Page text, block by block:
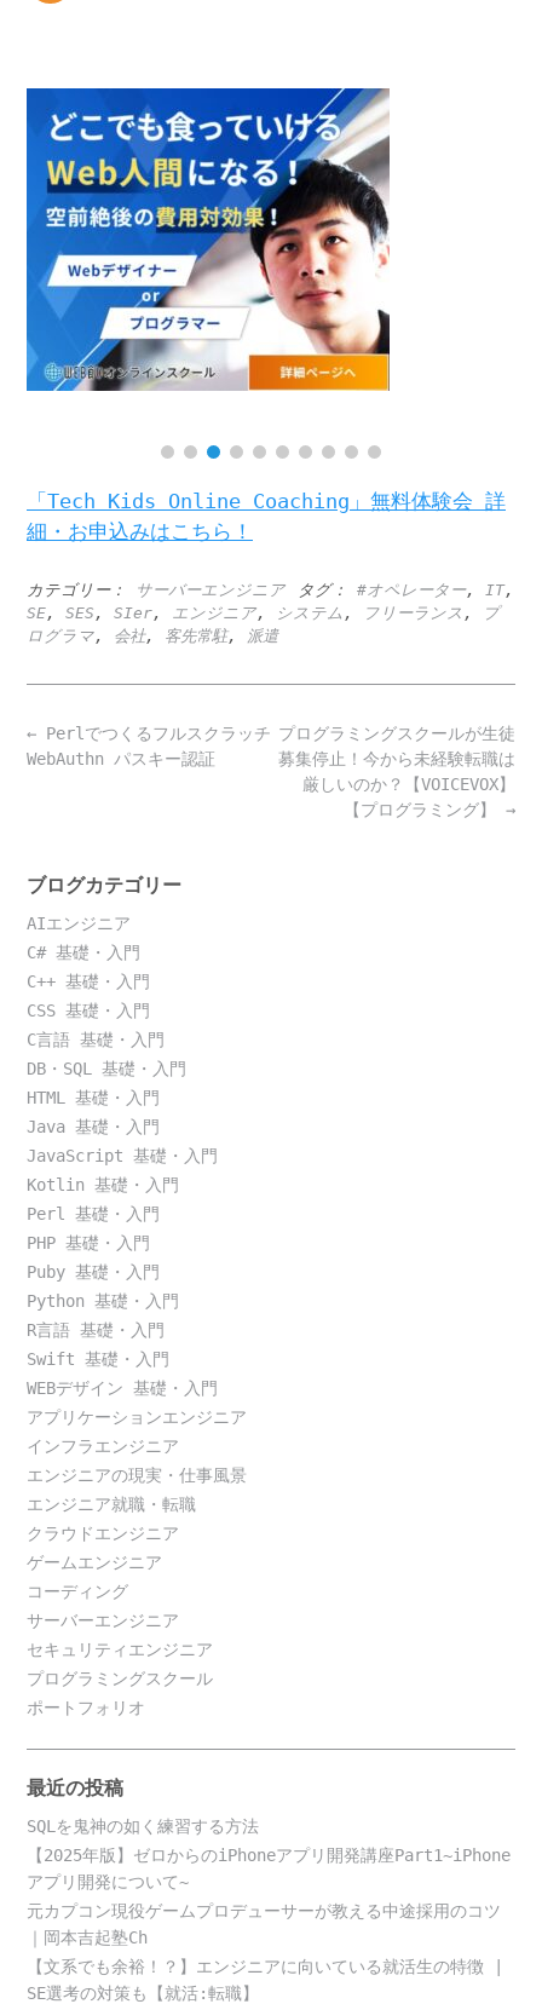
「Tech Kids Online Coaching」無料体験会 詳
細・お申込みはこちら！
カテゴリー： サーバーエンジニア タグ： #オペレーター, IT,
SE, SES , SIer, エンジニア, システム , フリーランス ,
プ
ログラマ, 会社, 客先常駐, 派遣
Post
navigation
プログラミングスクールが生徒
募集停止！今から未経験転職は
厳しいのか？【VOICEVOX】
【プログラミング】 →
← Perlでつくるフルスクラッチ
WebAuthn パスキー認証
ブログカテゴリー
AIエンジニア
C# 基礎・入門
C++ 基礎・入門
CSS 基礎・入門
C言語 基礎・入門
DB・SQL 基礎・入門
HTML 基礎・入門
Java 基礎・入門
JavaScript 基礎・入門
Kotlin 基礎・入門
Perl 基礎・入門
PHP 基礎・入門
Puby 基礎・入門
Python 基礎・入門
R言語 基礎・入門
Swift 基礎・入門
WEBデザイン 基礎・入門
アプリケーションエンジニア
インフラエンジニア
エンジニアの現実・仕事風景
エンジニア就職・転職
クラウドエンジニア
ゲームエンジニア
コーディング
サーバーエンジニア
セキュリティエンジニア
プログラミングスクール
ポートフォリオ
最近の投稿
SQLを鬼神の如く練習する方法
【2025年版】ゼロからのiPhoneアプリ開発講座Part1~iPhone
アプリ開発について~
元カプコン現役ゲームプロデューサーが教える中途採用のコツ
｜岡本吉起塾Ch
【文系でも余裕！？】エンジニアに向いている就活生の特徴 |
SE選考の対策も【就活:転職】